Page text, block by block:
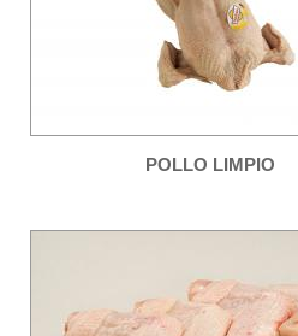
POLLO LIMPIO